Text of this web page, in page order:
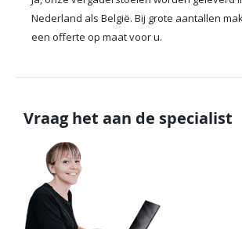
Nederland als België. Bij grote aantallen
een offerte op maat voor u.
Vraag het aan de specialist